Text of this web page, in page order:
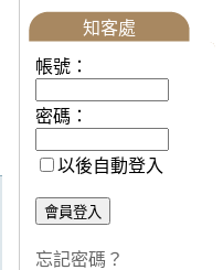
知客處
帳號：
密碼：
以後自動登入
忘記密碼？